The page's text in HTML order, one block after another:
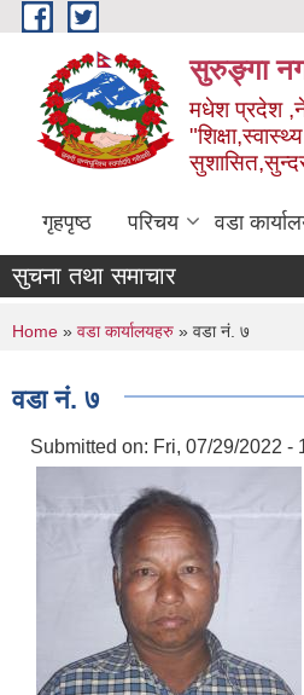
Skip to main content
सुरुङ्‍गा
मधेश प्रदेश
गृहपृष्ठ परिचय वडा
सुचना तथा समाचार
You are here
Home » वडा कार्यालयहरु » वडा नं. ७
वडा नं. ७
Submitted on: Fri, 07/29/2022 -